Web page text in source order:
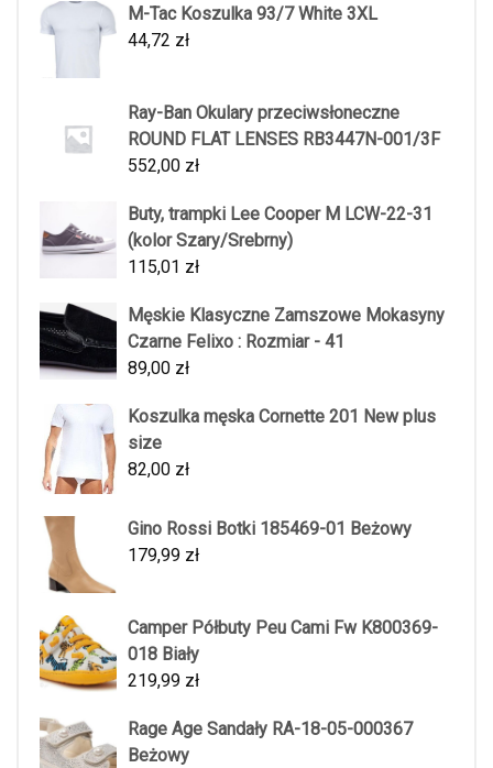
M-Tac Koszulka 93/7 White 3XL
44,72 zł
Ray-Ban Okulary przeciwsłoneczne
ROUND FLAT LENSES RB3447N-001/3F
552,00 zł
Buty, trampki Lee Cooper M LCW-22-31
(kolor Szary/Srebrny)
115,01 zł
Męskie Klasyczne Zamszowe Mokasyny
Czarne Felixo : Rozmiar - 41
89,00 zł
Koszulka męska Cornette 201 New plus
size
82,00 zł
Gino Rossi Botki 185469-01 Beżowy
179,99 zł
Camper Półbuty Peu Cami Fw K800369-
018 Biały
219,99 zł
Rage Age Sandały RA-18-05-000367
Beżowy